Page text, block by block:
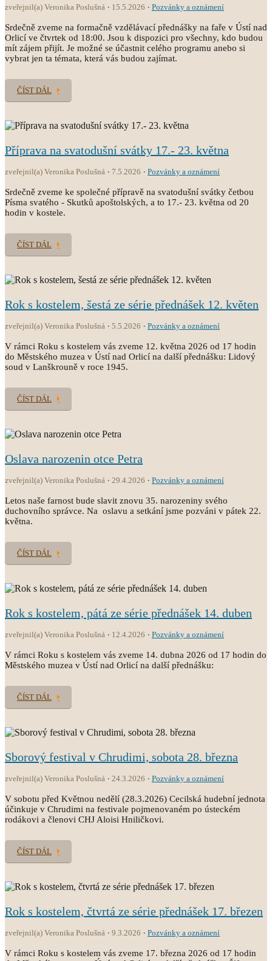
zveřejnil(a) Veronika Poslušná 15.5.2026 Pozvánky a oznámení
Srdečně zveme na formačně vzdělávací přednášky na faře v Ústí nad
Orlicí ve čtvrtek od 18:00. Jsou k dispozici pro všechny, kdo budou
mít zájem přijít. Je možné se účastnit celého programu anebo si
vybrat jen ta témata, která vás budou zajímat.
ČÍST DÁL
Příprava na svatodušní svátky 17.- 23. května
zveřejnil(a) Veronika Poslušná 7.5.2026 Pozvánky a oznámení
Srdečně zveme ke společné přípravě na svatodušní svátky četbou
Písma svatého - Skutků apoštolských, a to 17.- 23. května od 20
hodin v kostele.
ČÍST DÁL
Rok s kostelem, šestá ze série přednášek 12. květen
zveřejnil(a) Veronika Poslušná 5.5.2026 Pozvánky a oznámení
V rámci Roku s kostelem vás zveme 12. května 2026 od 17 hodin
do Městského muzea v Ústí nad Orlicí na další přednášku: Lidový
soud v Lanškrouně v roce 1945.
ČÍST DÁL
Oslava narozenin otce Petra
zveřejnil(a) Veronika Poslušná 29.4.2026 Pozvánky a oznámení
Letos naše farnost bude slavit znovu 35. narozeniny svého
duchovního správce. Na oslavu a setkání jsme pozváni v pátek 22.
května.
ČÍST DÁL
Rok s kostelem, pátá ze série přednášek 14. duben
zveřejnil(a) Veronika Poslušná 12.4.2026 Pozvánky a oznámení
V rámci Roku s kostelem vás zveme 14. dubna 2026 od 17 hodin do
Městského muzea v Ústí nad Orlicí na další přednášku:
ČÍST DÁL
Sborový festival v Chrudimi, sobota 28. března
zveřejnil(a) Veronika Poslušná 24.3.2026 Pozvánky a oznámení
V sobotu před Květnou nedělí (28.3.2026) Cecilská hudební jednota
účinkuje v Chrudimi na festivale pojmenovaném po ústeckém
rodákovi a členovi CHJ Aloisi Hniličkovi.
ČÍST DÁL
Rok s kostelem, čtvrtá ze série přednášek 17. březen
zveřejnil(a) Veronika Poslušná 9.3.2026 Pozvánky a oznámení
V rámci Roku s kostelem vás zveme 17. března 2026 od 17 hodin